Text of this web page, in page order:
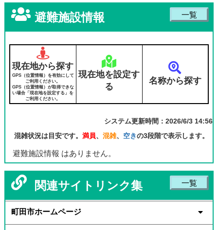
一覧
避難施設情報
現在地から探す
GPS（位置情報）を有効にして
ご利用ください。
GPS（位置情報）が取得できな
い場合「現在地を設定する」を
ご利用ください。
現在地を設定す
る
名称から探す
システム更新時間：2026/6/3 14:56
混雑状況は目安です。満員、混雑、 空きの3段階で表示します。
避難施設情報 はありません。
一覧
関連サイトリンク集
町田市ホームページ